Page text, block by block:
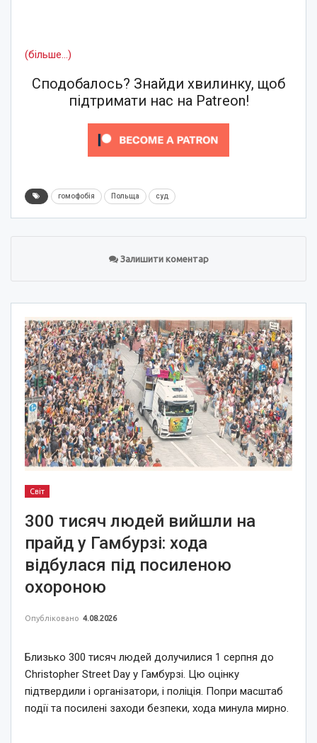
(більше…)
Сподобалось? Знайди хвилинку, щоб
підтримати нас на Patreon!
гомофобія Польща суд
Залишити коментар
Світ
300 тисяч людей вийшли на
прайд у Гамбурзі: хода
відбулася під посиленою
охороною
Опубліковано 4.08.2026
Близько 300 тисяч людей долучилися 1 серпня до
Christopher Street Day у Гамбурзі. Цю оцінку
підтвердили і організатори, і поліція. Попри масштаб
події та посилені заходи безпеки, хода минула мирно.